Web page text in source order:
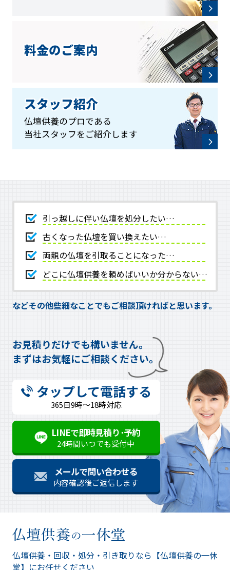
料金のご案内
スタッフ紹介
仏壇供養のプロである
当社スタッフをご紹介します
引っ越しに伴い仏壇を処分したい…
古くなった仏壇を買い換えたい…
両親の仏壇を引取ることになった…
どこに仏壇供養を頼めばいいか分からない…
などその他些細なことでもご相談頂ければと思います。
お見積りだけでも構いません。
まずはお気軽にご相談ください。
タップして電話する
365日9時～18時対応
LINEで即時見積り･予約
24時間いつでも受付中
メールで問い合わせる
内容確認後ご返信します
仏壇供養・回収・処分・引き取りなら 【仏壇供養の一休
堂】にお任せください